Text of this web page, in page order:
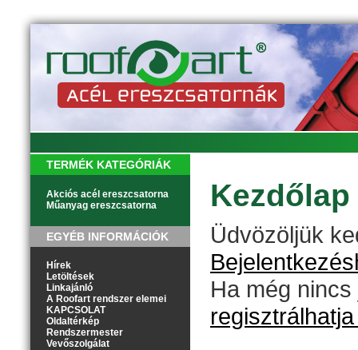
TERMÉK KATEGÓRIÁK
Akciós acél ereszcsatorna
Műanyag ereszcsatorna
EGYÉB INFORMÁCIÓK
Hírek
Letöltések
Linkajánló
A Roofart rendszer elemei
KAPCSOLAT
Oldaltérkép
Rendszermester
Vevőszolgálat
Kezdőlap
Üdvözöljük
Ha még